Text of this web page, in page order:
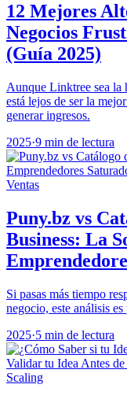
12 Mejores
Negocios
(Guía 2025)
Aunque Linktree sea la
está lejos de ser la
generar ingresos.
2025·9 min de lectura
Ventas
Puny.bz vs
Business: La
Si pasas más tiempo
negocio, este análisis es
2025·5 min de lectura
Scaling